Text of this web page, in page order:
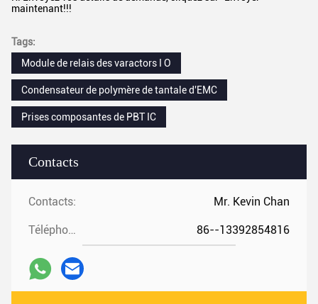
Contacts
Contacts: Mr. Kevin Chan
Téléphone: 86--13392854816
maintenant!!!
Tags:
Module de relais des varactors I O
Condensateur de polymère de tantale d'EMC
Prises composantes de PBT IC